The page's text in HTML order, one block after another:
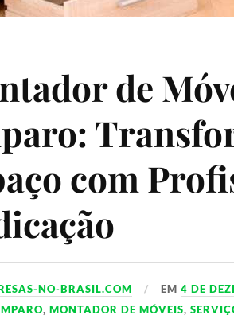
de
com
NO-BRASIL.COM EM4 DE
,MONTADOR DE MÓVEIS,